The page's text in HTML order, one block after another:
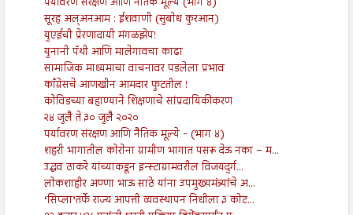
सूरह अल्अनआम : ईशवाणी (सुबोध कुरआन)
युएईची प्रेरणादायी मंगळझेप!
युनानी पॅथी आणि मालेगावचा काढा
सामाजिक माध्यमाचा वाचनावर पडलेला प्रभाव
काँग्रेसचे आणखीन आमदार फुटतील !
कोविडच्या बहाण्याने शिक्षणाचे सांप्रदायिकीकरण
२४ जुलै ते ३० जुलै २०२०
पर्यावरण संरक्षण आणि नैतिक मूल्ये - (भाग ४)
शहरी भागातील कोरोना ग्रामीण भागात पसरू देऊ नका – म...
उद्धव ठाकरे यांच्याकडून इन्स्टाग्रामवरील विजयदुर्ग...
लोकशाहीर अण्णा भाऊ साठे यांना उपमुख्यमंत्र्यांचे अ...
‘सिप्ला’तर्फे राज्य आपत्ती व्यवस्थापन निधीला ३ कोट...